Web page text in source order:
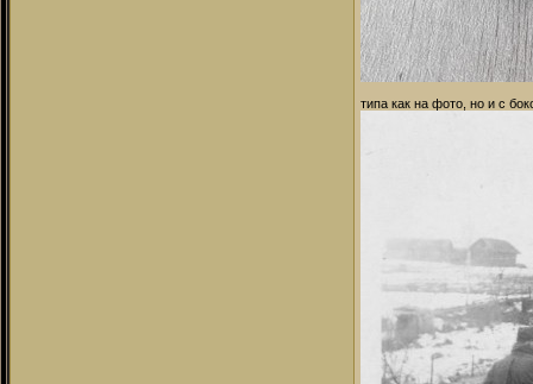
типа как на фото, но и с